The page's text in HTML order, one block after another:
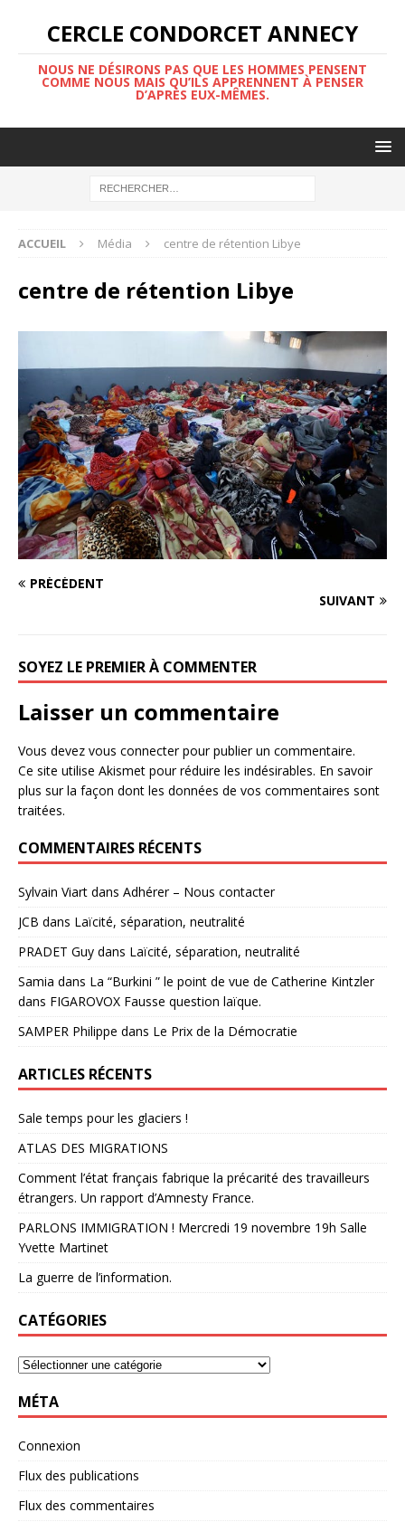
CERCLE CONDORCET ANNECY
NOUS NE DÉSIRONS PAS QUE LES HOMMES PENSENT
COMME NOUS MAIS QU’ILS APPRENNENT À PENSER
D’APRÈS EUX-MÊMES.
ACCUEIL Média centre de rétention Libye
centre de rétention Libye
PRÉCÉDENT
SUIVANT
SOYEZ LE PREMIER À COMMENTER
Laisser un commentaire
Vous devez vous connecterpour publier un commentaire.
Ce site utilise Akismet pour réduire les indésirables. En savoir
plus sur la façon dont les données de vos commentaires sont
traitées.
COMMENTAIRES RÉCENTS
Sylvain Viart dans Adhérer – Nous contacter
JCB dans Laïcité, séparation, neutralité
PRADET Guy dans Laïcité, séparation, neutralité
Samia dans La “Burkini ” le point de vue de Catherine Kintzler
dans FIGAROVOX Fausse question laïque.
SAMPER Philippe dans Le Prix de la Démocratie
ARTICLES RÉCENTS
Sale temps pour les glaciers !
ATLAS DES MIGRATIONS
Comment l’état français fabrique la précarité des travailleurs
étrangers. Un rapport d’Amnesty France.
PARLONS IMMIGRATION ! Mercredi 19 novembre 19h Salle
Yvette Martinet
La guerre de l’information.
CATÉGORIES
MÉTA
Connexion
Flux des publications
Flux des commentaires